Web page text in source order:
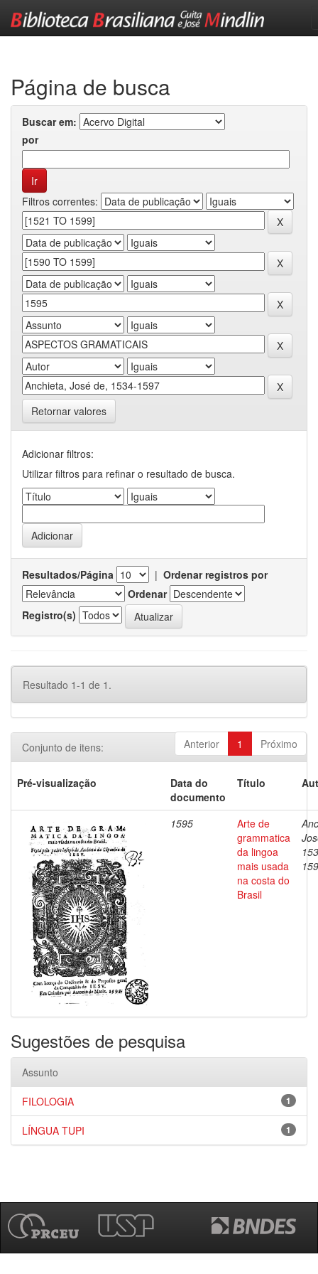
Página de busca
Buscar em:
por
Filtros correntes:
Retornar valores
Adicionar filtros:
Utilizar filtros para refinar o resultado de busca.
Resultados/Página | Ordenar registros por
Ordenar
Registro(s)
Resultado 1-1 de 1.
Anterior 1 Próximo
Conjunto de itens:
Pré-visualização
Data do
documento
Título
1595
Arte de
grammatica
da lingoa
mais usada
na costa do
Brasil
Sugestões de pesquisa
Assunto
1
FILOLOGIA
1
LÍNGUA TUPI